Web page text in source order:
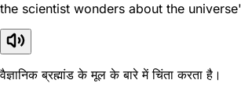
the scientist wonders about the
वैज्ञानिक ब्रह्मांड के मूल के बारे में चिंता करता है।